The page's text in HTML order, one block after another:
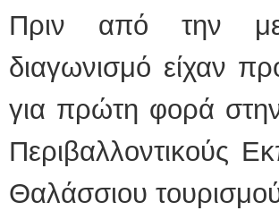
Πριν από την
διαγωνισμό είχαν
για πρώτη φορά
Περιβαλλοντικούς
Θαλάσσιου